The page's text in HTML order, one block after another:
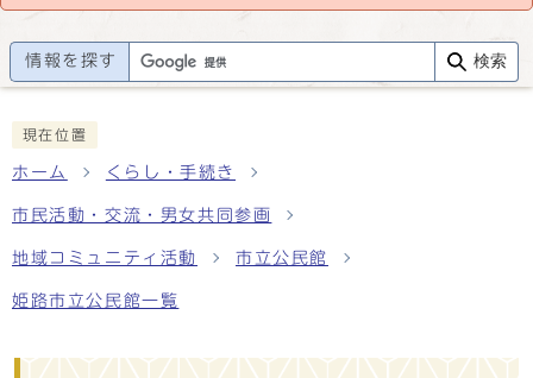
情報を探す 検索
現在位置
ホーム くらし・手続き
市民活動・交流・男女共同参画
地域コミュニティ活動 市立公民館
姫路市立公民館一覧